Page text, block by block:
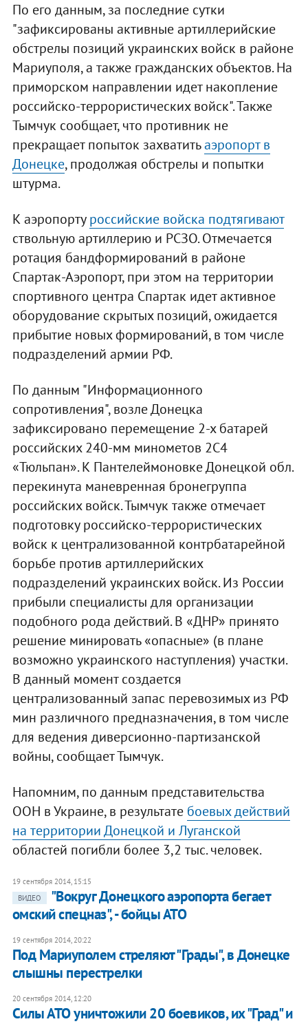
По его данным, за последние сутки
"зафиксированы активные артиллерийские
обстрелы позиций украинских войск в районе
Мариуполя, а также гражданских объектов. На
приморском направлении идет накопление
российско-террористических войск". Также
Тымчук сообщает, что противник не
прекращает попыток захватитьаэропорт в
Донецке, продолжая обстрелы и попытки
штурма.
К аэропортуроссийские войска подтягивают
ствольную артиллерию и РСЗО. Отмечается
ротация бандформирований в районе
Спартак-Аэропорт, при этом на территории
спортивного центра Спартак идет активное
оборудование скрытых позиций, ожидается
прибытие новых формирований, в том числе
подразделений армии РФ.
По данным "Информационного
сопротивления", возле Донецка
зафиксировано перемещение 2-х батарей
российских 240-мм минометов 2С4
«Тюльпан». К Пантелеймоновке Донецкой обл.
перекинута маневренная бронегруппа
российских войск. Тымчук также отмечает
подготовку российско-террористических
войск к централизованной контрбатарейной
борьбе против артиллерийских
подразделений украинских войск. Из России
прибыли специалисты для организации
подобного рода действий. В «ДНР» принято
решение минировать «опасные» (в плане
возможно украинского наступления) участки.
В данный момент создается
централизованный запас перевозимых из РФ
мин различного предназначения, в том числе
для ведения диверсионно-партизанской
войны, сообщает Тымчук.
Напомним, по данным представительства
ООН в Украине, в результате боевых действий
на территории Донецкой и Луганской
областей погибли более 3,2 тыс. человек.
19 сентября 2014, 15:15
ВИДЕО
"Вокруг Донецкого аэропорта бегает
омский спецназ", - бойцы АТО
19 сентября 2014, 20:22
Под Мариуполем стреляют "Грады", в Донецке
слышны перестрелки
20 сентября 2014, 12:20
Силы АТО уничтожили 20 боевиков, их "Град" и